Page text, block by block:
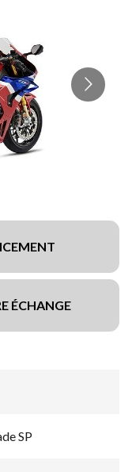
ÉCHANGE
SP